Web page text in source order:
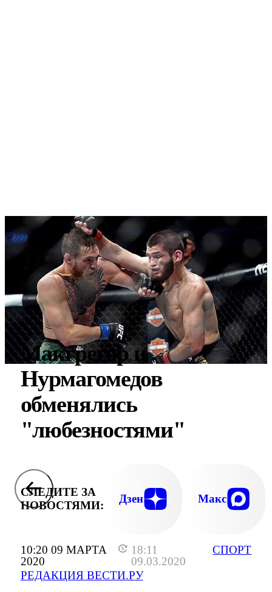
10:20 09 МАРТА
2020
18:11
09.03.2020
РЕДАКЦИЯ ВЕСТИ.РУ
СПОРТ
Макгрегор и
Нурмагомедов
обменялись
"любезностями"
СЛЕДИТЕ ЗА
НОВОСТЯМИ:
Дзен Макс